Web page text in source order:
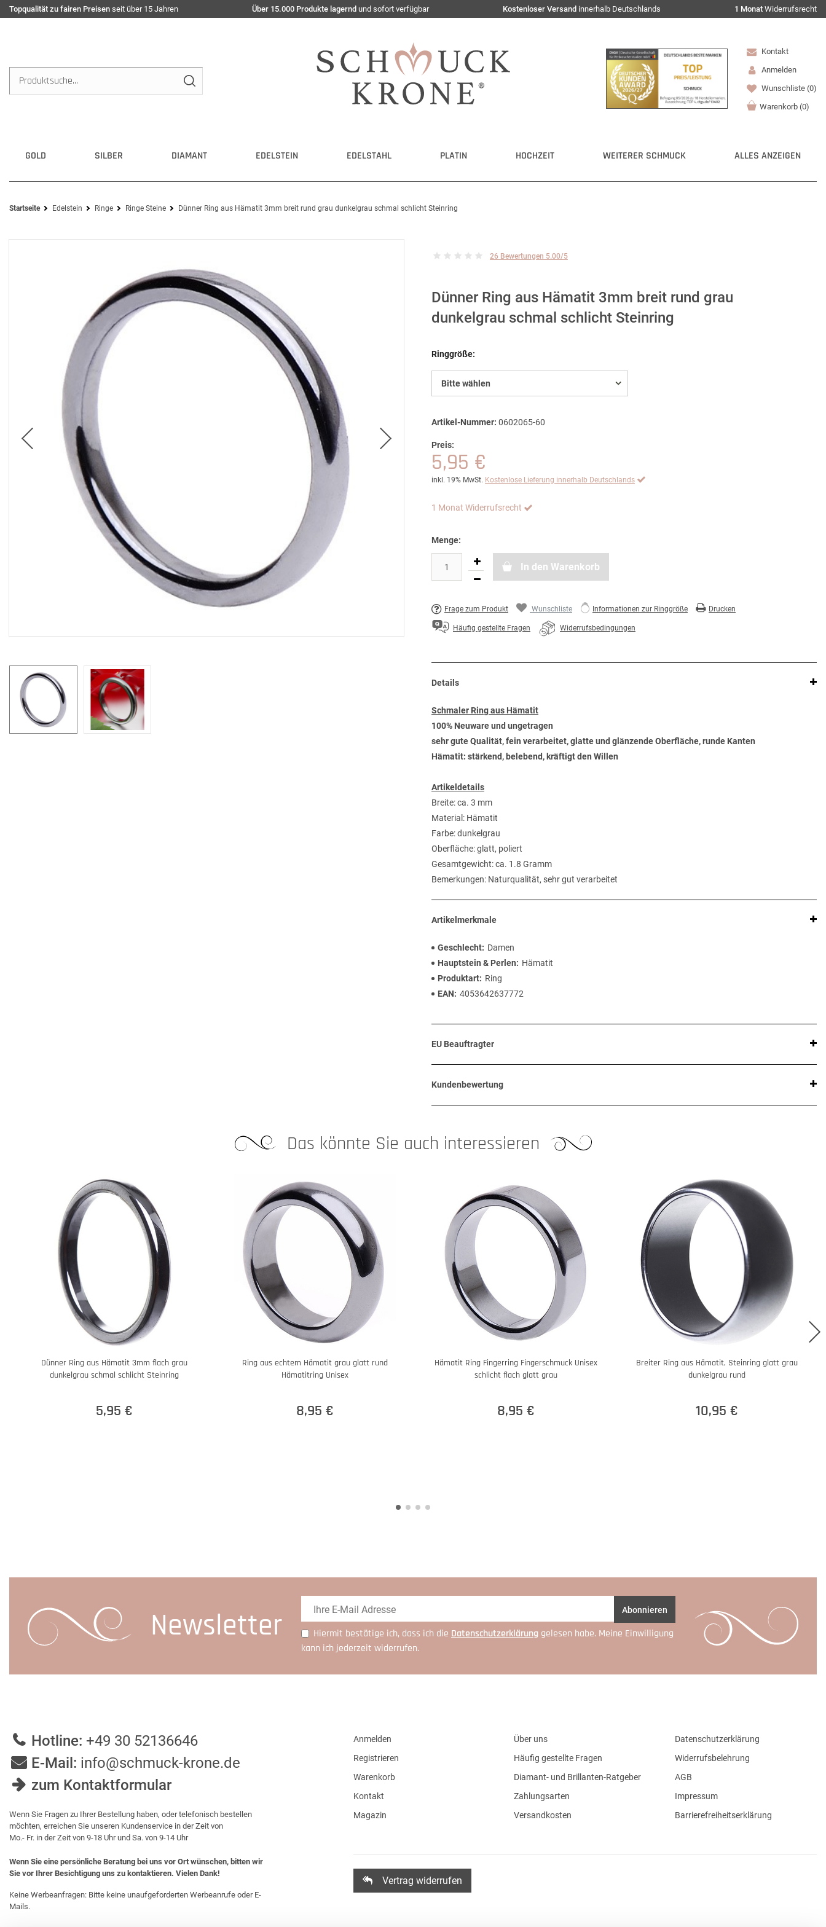
Topqualität zu fairen Preisen seit über 15 Jahren Über 15.000 Produkte lagernd und sofort verfügbar Kostenloser Versand innerhalb Deutschlands 1 Monat Widerrufsrecht
Kontakt
Anmelden
Wunschliste (0)
Warenkorb (0)
GOLD SILBER DIAMANT EDELSTEIN EDELSTAHL PLATIN HOCHZEIT WEITERER SCHMUCK ALLES ANZEIGEN
Startseite Edelstein Ringe Ringe Steine Dünner Ring aus Hämatit 3mm breit rund grau dunkelgrau schmal schlicht Steinring
26 Bewertungen 5.00/5
Dünner Ring aus Hämatit 3mm breit rund grau
dunkelgrau schmal schlicht Steinring
Ringgröße:
Bitte wählen
Artikel-Nummer: 0602065-60
Preis:
5,95 €
inkl. 19% MwSt. Kostenlose Lieferung innerhalb Deutschlands
1 Monat Widerrufsrecht
Menge:
In den Warenkorb
Frage zum Produkt Wunschliste Informationen zur Ringgröße Drucken
Häufig gestellte Fragen Widerrufsbedingungen
Details
Schmaler Ring aus Hämatit
100% Neuware und ungetragen
sehr gute Qualität, fein verarbeitet, glatte und glänzende Oberfläche, runde Kanten
Hämatit: stärkend, belebend, kräftigt den Willen
Artikeldetails
Breite: ca. 3 mm
Material: Hämatit
Farbe: dunkelgrau
Oberfläche: glatt, poliert
Gesamtgewicht: ca. 1.8 Gramm
Bemerkungen: Naturqualität, sehr gut verarbeitet
Artikelmerkmale
Geschlecht
Damen
Hauptstein & Perlen
Hämatit
Produktart
Ring
EAN
4053642637772
EU Beauftragter
Kundenbewertung
Das könnte Sie auch interessieren
Dünner Ring aus Hämatit 3mm flach grau
dunkelgrau schmal schlicht Steinring
5,95 €
Ring aus echtem Hämatit grau glatt rund
Hämatitring Unisex
8,95 €
Hämatit Ring Fingerring Fingerschmuck Unisex
schlicht flach glatt grau
8,95 €
Breiter Ring aus Hämatit, Steinring glatt grau
dunkelgrau rund
10,95 €
Newsletter Abonnieren
Hiermit bestätige ich, dass ich die Daten­schutz­erklärung gelesen habe. Meine Einwilligung
kann ich jederzeit widerrufen.
Hotline: +49 30 52136646
E-Mail: info@schmuck-krone.de
zum Kontaktformular
Wenn Sie Fragen zu Ihrer Bestellung haben, oder telefonisch bestellen
möchten, erreichen Sie unseren Kundenservice in der Zeit von
Mo.- Fr. in der Zeit von 9-18 Uhr und Sa. von 9-14 Uhr
Wenn Sie eine persönliche Beratung bei uns vor Ort wünschen, bitten wir
Sie vor Ihrer Besichtigung uns zu kontaktieren. Vielen Dank!
Keine Werbeanfragen: Bitte keine unaufgeforderten Werbeanrufe oder E-
Mails.
Anmelden
Registrieren
Warenkorb
Kontakt
Magazin
Über uns
Häufig gestellte Fragen
Diamant- und Brillanten-Ratgeber
Zahlungsarten
Versandkosten
Datenschutzerklärung
Widerrufsbelehrung
AGB
Impressum
Barrierefreiheitserklärung
Vertrag widerrufen